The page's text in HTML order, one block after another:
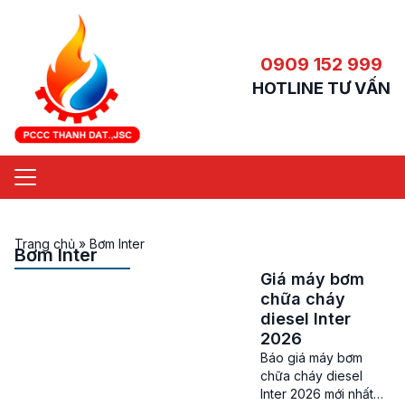
0909 152 999
HOTLINE TƯ VẤN
Trang chủ » Bơm Inter
Bơm Inter
Giá máy bơm
chữa cháy
diesel Inter
2026
Báo giá máy bơm
chữa cháy diesel
Inter 2026 mới nhất